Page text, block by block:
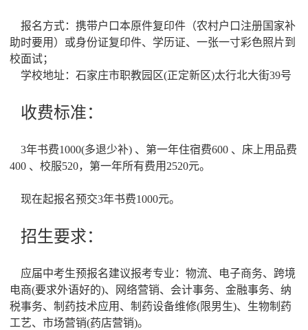
报名方式：携带户口本原件复印件（农村户口注册国家补
助时要用）或身份证复印件、学历证、一张一寸彩色照片到
校面试；
学校地址：石家庄市职教园区(正定新区)太行北大街39号
收费标准：
3年书费1000(多退少补) 、第一年住宿费600 、床上用品费
400 、校服520，第一年所有费用2520元。
现在起报名预交3年书费1000元。
招生要求：
应届中考生预报名建议报考专业：物流、电子商务、跨境
电商(要求外语好的)、网络营销、会计事务、金融事务、纳
税事务、制药技术应用、制药设备维修(限男生)、生物制药
工艺、市场营销(药店营销)。